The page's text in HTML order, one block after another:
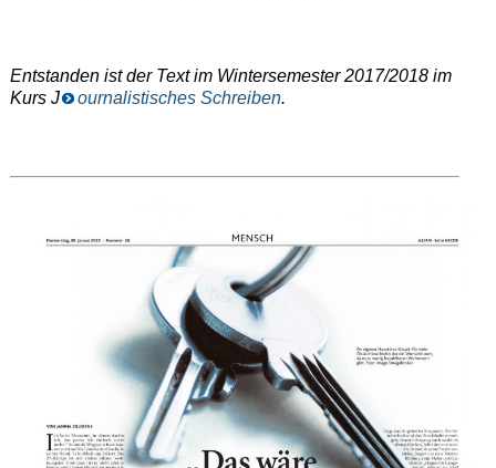
Entstanden ist der Text im Wintersemester 2017/2018 im
Kurs J
ournalistisches Schreiben.